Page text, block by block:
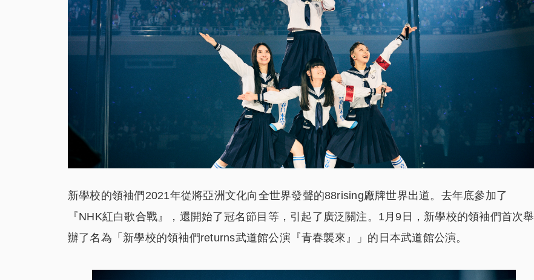
新學校的領袖們2021年從將亞洲文化向全世界發聲的88rising廠牌世界出道。去年底參加了
『NHK紅白歌合戰』，還開始了冠名節目等，引起了廣泛關注。1月9日，新學校的領袖們首次舉
辦了名為「新學校的領袖們returns武道館公演『青春襲來』」的日本武道館公演。